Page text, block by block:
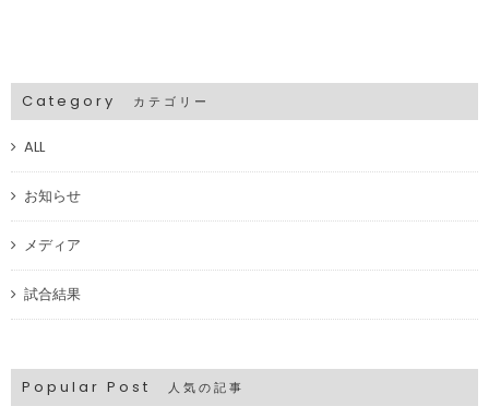
Category カテゴリー
ALL
お知らせ
メディア
試合結果
Popular Post 人気の記事